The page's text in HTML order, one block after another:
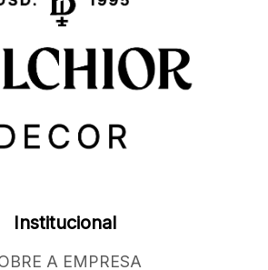
Institucional
A EMPRESA